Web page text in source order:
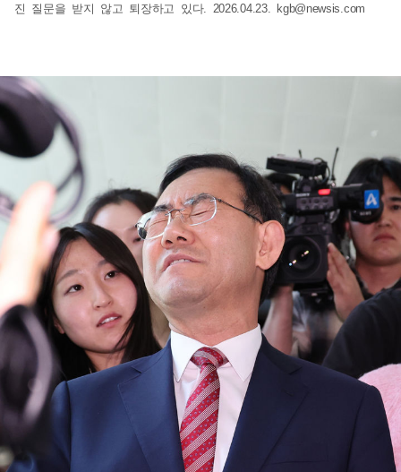
진 질문을 받지 않고 퇴장하고 있다. 2026.04.23. kgb@newsis.com